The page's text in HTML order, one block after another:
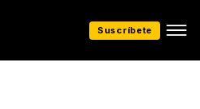
Suscríbete